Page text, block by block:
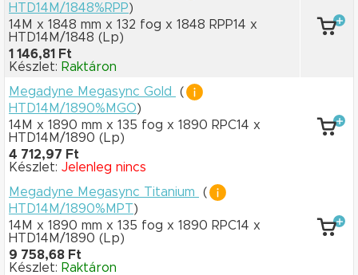
HTD14M/1848%RPP)
14M x 1848 mm x 132 fog x 1848 RPP14 x
HTD14M/1848 (Lp)
1 146,81 Ft
Készlet: Raktáron
Megadyne Megasync Gold
(
HTD14M/1890%MGO)
14M x 1890 mm x 135 fog x 1890 RPC14 x
HTD14M/1890 (Lp)
4 712,97 Ft
Készlet: Jelenleg nincs
Megadyne Megasync Titanium
(
HTD14M/1890%MPT)
14M x 1890 mm x 135 fog x 1890 RPC14 x
HTD14M/1890 (Lp)
9 758,68 Ft
Készlet: Raktáron